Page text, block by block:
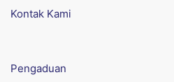
Kontak Kami
Pengaduan